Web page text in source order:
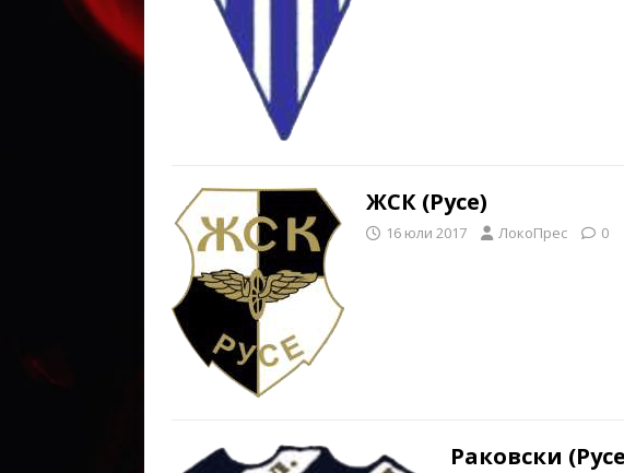
ЖСК (Русе)
16 юли 2017 ЛокоПрес 0
Раковски